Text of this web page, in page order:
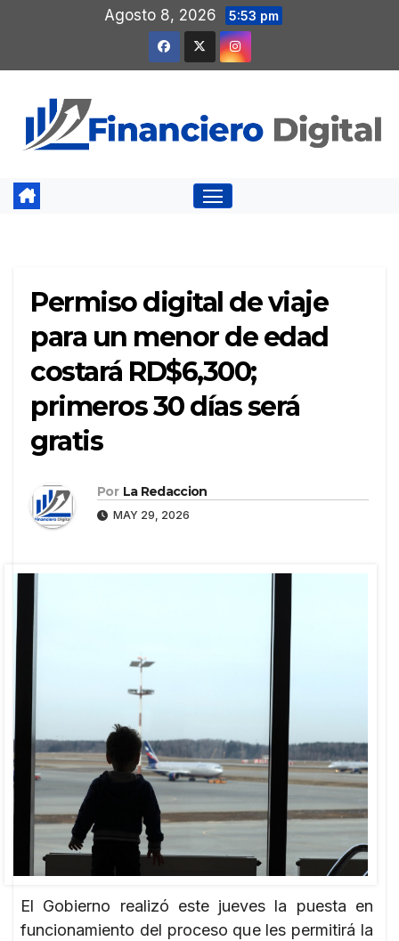
contenido
Agosto 8, 2026 5:53 pm
Permiso digital de viaje
para un menor de edad
costará RD$6,300;
primeros 30 días será
gratis
Por La Redaccion
MAY 29, 2026
El Gobierno realizó este jueves la puesta en
funcionamiento del proceso que les permitirá la